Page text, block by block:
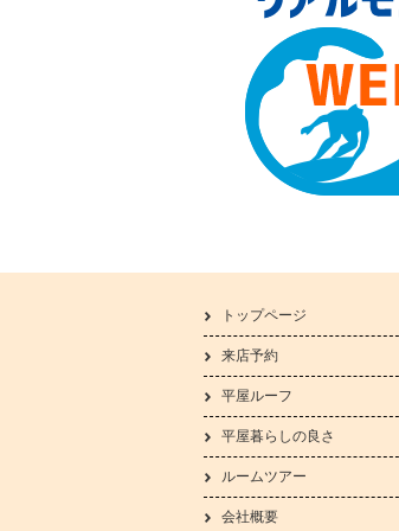
トップページ
来店予約
平屋ルーフ
平屋暮らしの良さ
ルームツアー
会社概要